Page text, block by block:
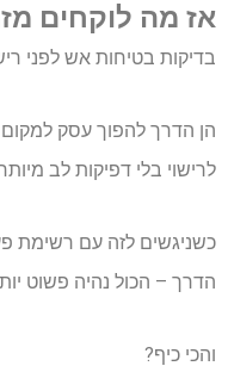
אז מה לוקחים
בדיקות בטיחות אש לפני
הן הדרך להפוך עסק למקום
לרישוי בלי דפיקות לב
כשניגשים לזה עם רשימת
הדרך – הכול נהיה פשוט
והכי כיף?